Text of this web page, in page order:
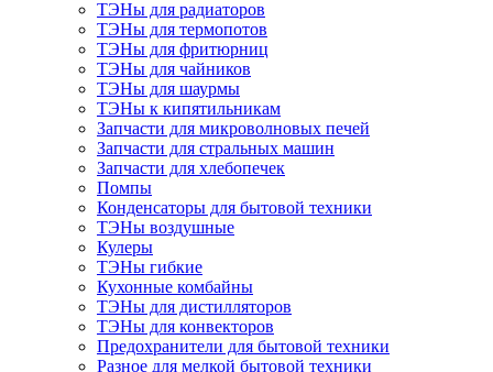
ТЭНы для радиаторов
ТЭНы для термопотов
ТЭНы для фритюрниц
ТЭНы для чайников
ТЭНы для шаурмы
ТЭНы к кипятильникам
Запчасти для микроволновых печей
Запчасти для стральных машин
Запчасти для хлебопечек
Помпы
Конденсаторы для бытовой техники
ТЭНы воздушные
Кулеры
ТЭНы гибкие
Кухонные комбайны
ТЭНы для дистилляторов
ТЭНы для конвекторов
Предохранители для бытовой техники
Разное для мелкой бытовой техники